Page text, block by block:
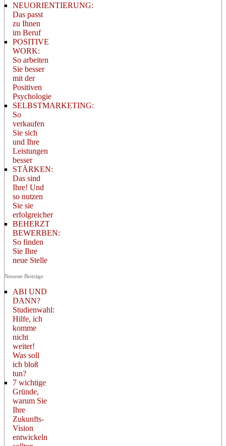
NEUORIENTIERUNG:
Das passt
zu Ihnen
im Beruf
POSITIVE
WORK:
So arbeiten
Sie besser
mit der
Positiven
Psychologie
SELBSTMARKETING:
So
verkaufen
Sie sich
und Ihre
Leistungen
besser
STÄRKEN:
Das sind
Ihre! Und
so nutzen
Sie sie
erfolgreicher
BEHERZT
BEWERBEN:
So finden
Sie Ihre
neue Stelle
Neueste Beiträge
ABI UND
DANN?
Studienwahl:
Hilfe, ich
komme
nicht
weiter!
Was soll
ich bloß
tun?
7 wichtige
Gründe,
warum Sie
Ihre
Zukunfts-
Vision
entwickeln